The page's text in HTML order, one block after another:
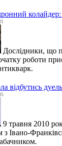
Дослідники, що
роботи
відбутись
9 травня 2010
Івано-